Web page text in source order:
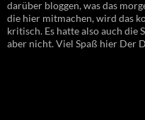
darüber bloggen, was das
die hier mitmachen, wird das
kritisch. Es hatte also auch die
aber nicht. Viel Spaß hier Der